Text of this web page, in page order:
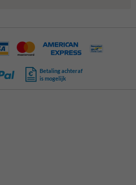
Betaling achteraf
is mogelijk